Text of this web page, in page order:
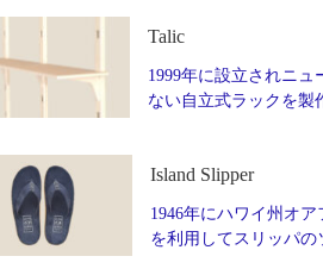
Talic
1999年に設立されニ
ない自立式ラックを製
Island Slipper
1946年にハワイ州オ
を利用してスリッパの